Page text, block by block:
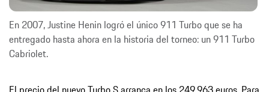
En 2007, Justine Henin logró el único 911 Turbo que se ha
entregado hasta ahora en la historia del torneo: un 911 Turbo
Cabriolet.